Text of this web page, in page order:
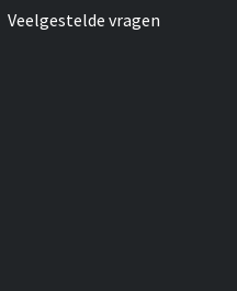
Veelgestelde vragen